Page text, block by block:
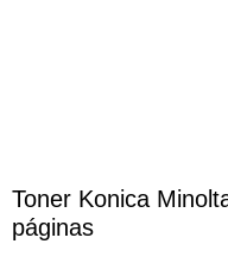
Toner Konica
páginas